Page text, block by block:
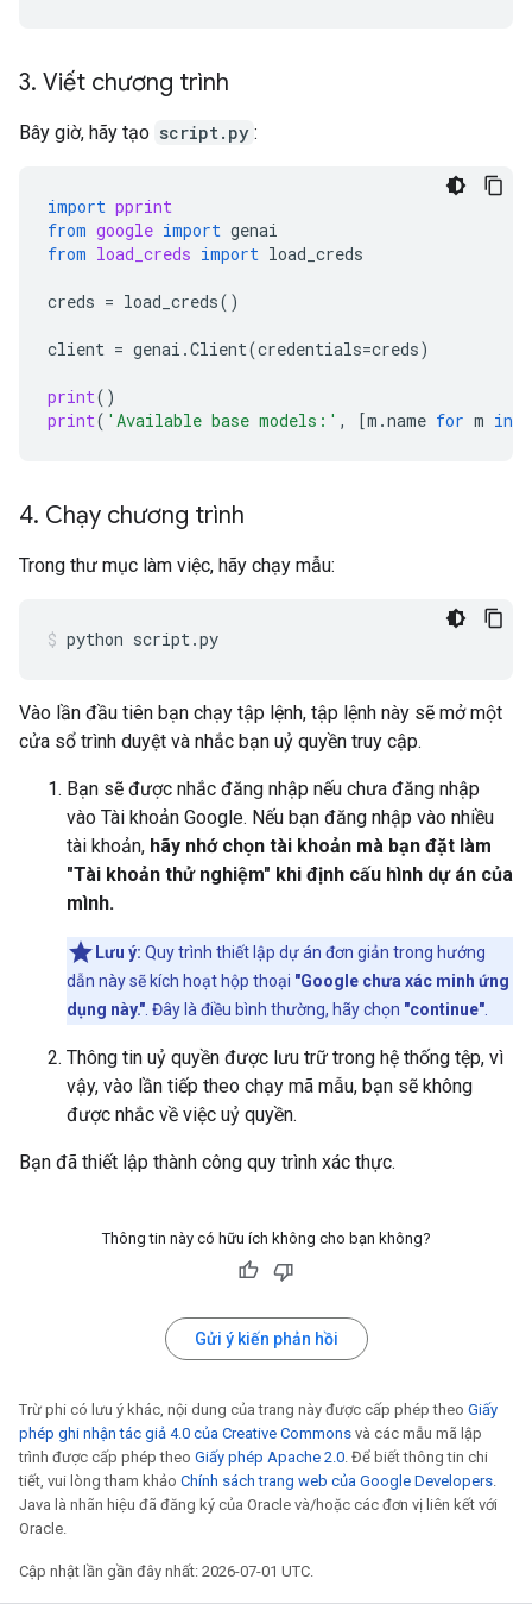
3. Viết chương trình
Bây giờ, hãy tạo script.py :
import pprint
from google import genai
from load_creds import load_creds
creds = load_creds()
client = genai .Client(credentials=creds)
print()
print( 'Available base models:' , [m .name for m in
4. Chạy chương trình
Trong thư mục làm việc, hãy chạy mẫu:
python script.py
Vào lần đầu tiên bạn chạy tập lệnh, tập lệnh này sẽ mở một
cửa sổ trình duyệt và nhắc bạn uỷ quyền truy cập.
Bạn sẽ được nhắc đăng nhập nếu chưa đăng nhập
vào Tài khoản Google. Nếu bạn đăng nhập vào nhiều
tài khoản, hãy nhớ chọn tài khoản mà bạn đặt làm
"Tài khoản thử nghiệm" khi định cấu hình dự án của
mình.
Lưu ý: Quy trình thiết lập dự án đơn giản trong hướng
dẫn này sẽ kích hoạt hộp thoại "Google chưa xác minh ứng
dụng này." . Đây là điều bình thường, hãy chọn "continue"
Thông tin uỷ quyền được lưu trữ trong hệ thống tệp, vì
vậy, vào lần tiếp theo chạy mã mẫu, bạn sẽ không
được nhắc về việc uỷ quyền.
Bạn đã thiết lập thành công quy trình xác thực.
Thông tin này có hữu ích không cho bạn không?
Gửi ý kiến phản hồi
Trừ phi có lưu ý khác, nội dung của trang này được cấp phép theo Giấy
phép ghi nhận tác giả 4.0 của Creative Commons và các mẫu mã lập
trình được cấp phép theo Giấy phép Apache 2.0. Để biết thông tin chi
tiết, vui lòng tham khảo Chính sách trang web của Google Developers.
Java là nhãn hiệu đã đăng ký của Oracle và/hoặc các đơn vị liên kết với
Oracle.
Cập nhật lần gần đây nhất: 2026-07-01 UTC.